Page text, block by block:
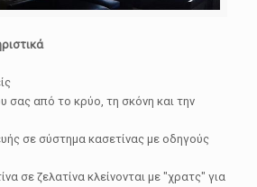
από το κρύο, τη σκόνη και την
σε σύστημα κασετίνας με οδηγούς
σε ζελατίνα κλείνονται με "χρατς" για